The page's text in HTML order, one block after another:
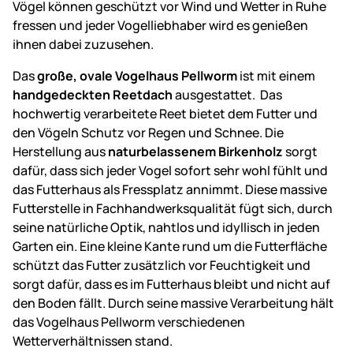
Vögel können geschützt vor Wind und Wetter in Ruhe
fressen und jeder Vogelliebhaber wird es genießen
ihnen dabei zuzusehen.
Dasgroße, ovale Vogelhaus Pellwormist mit einem
handgedeckten Reetdachausgestattet. Das
hochwertig verarbeitete Reet bietet dem Futter und
den Vögeln Schutz vor Regen und Schnee. Die
Herstellung ausnaturbelassenem Birkenholzsorgt
dafür, dass sich jeder Vogel sofort sehr wohl fühlt und
das Futterhaus als Fressplatz annimmt. Diese massive
Futterstelle in Fachhandwerksqualität fügt sich, durch
seine natürliche Optik, nahtlos und idyllisch in jeden
Garten ein. Eine kleine Kante rund um die Futterfläche
schützt das Futter zusätzlich vor Feuchtigkeit und
sorgt dafür, dass es im Futterhaus bleibt und nicht auf
den Boden fällt. Durch seine massive Verarbeitung hält
das Vogelhaus Pellworm verschiedenen
Wetterverhältnissen stand.